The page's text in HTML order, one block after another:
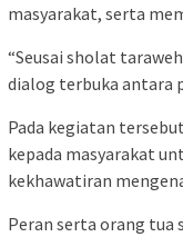
masyarakat, serta
“Seusai sholat
dialog terbuka antara
Pada kegiatan
kepada masyarakat
kekhawatiran
Peran serta orang tua